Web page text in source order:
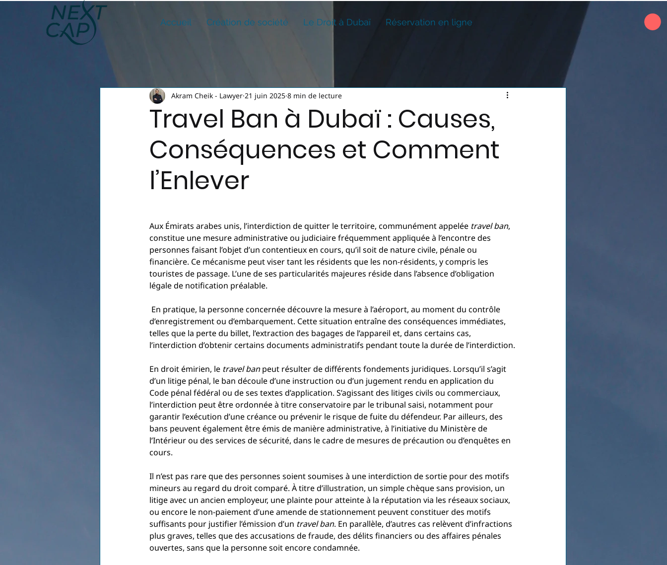
Accueil Création de société Le Droit à Dubaï Réservation en ligne
Travel Ban à Dubaï : Causes,
Conséquences et Comment
l’Enlever
Akram Cheik - Lawyer 21 juin 2025 8 min de lecture
Aux Émirats arabes unis, l’interdiction de quitter le territoire, communément appelée travel ban,
constitue une mesure administrative ou judiciaire fréquemment appliquée à l’encontre des
personnes faisant l’objet d’un contentieux en cours, qu’il soit de nature civile, pénale ou
financière. Ce mécanisme peut viser tant les résidents que les non-résidents, y compris les
touristes de passage. L’une de ses particularités majeures réside dans l’absence d’obligation
légale de notification préalable.
d’enregistrement ou d’embarquement. Cette situation entraîne des conséquences immédiates,
telles que la perte du billet, l’extraction des bagages de l’appareil et, dans certains cas,
l’interdiction d’obtenir certains documents administratifs pendant toute la durée de l’interdiction.
En droit émirien, le travel ban peut résulter de différents fondements juridiques. Lorsqu’il s’agit
d’un litige pénal, le ban découle d’une instruction ou d’un jugement rendu en application du
Code pénal fédéral ou de ses textes d’application. S’agissant des litiges civils ou commerciaux,
l’interdiction peut être ordonnée à titre conservatoire par le tribunal saisi, notamment pour
garantir l’exécution d’une créance ou prévenir le risque de fuite du défendeur. Par ailleurs, des
bans peuvent également être émis de manière administrative, à l’initiative du Ministère de
l’Intérieur ou des services de sécurité, dans le cadre de mesures de précaution ou d’enquêtes en
cours.
Il n’est pas rare que des personnes soient soumises à une interdiction de sortie pour des motifs
mineurs au regard du droit comparé. À titre d’illustration, un simple chèque sans provision, un
litige avec un ancien employeur, une plainte pour atteinte à la réputation via les réseaux sociaux,
ou encore le non-paiement d’une amende de stationnement peuvent constituer des motifs
suffisants pour justifier l’émission d’un travel ban. En parallèle, d’autres cas relèvent d’infractions
plus graves, telles que des accusations de fraude, des délits financiers ou des affaires pénales
ouvertes, sans que la personne soit encore condamnée.